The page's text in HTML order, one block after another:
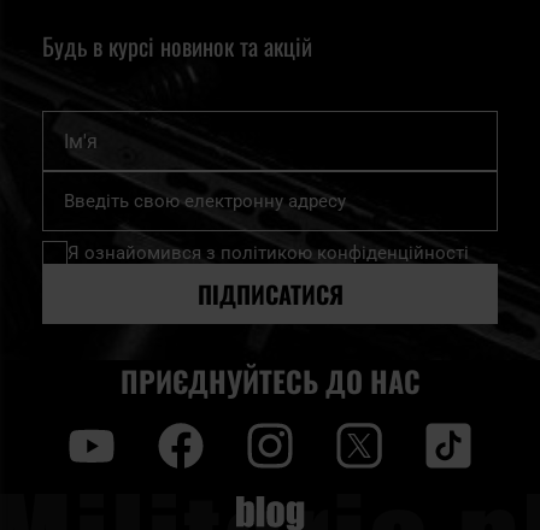
Будь в курсі новинок та акцій
Підпишіться
нашу
розсилку
Я ознайомився з політикою конфіденційності
ПІДПИСАТИСЯ
ПРИЄДНУЙТЕСЬ ДО НАС
Blog